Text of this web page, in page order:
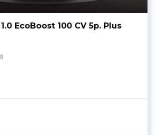
EcoBoost 100 CV 5p. Plus